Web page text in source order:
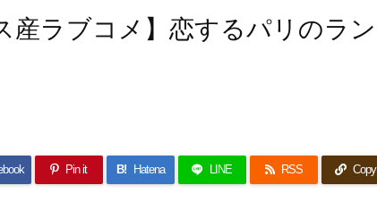
産ラブコメ】恋するパリのラン
Pin it B! Hatena LINE RSS Copy